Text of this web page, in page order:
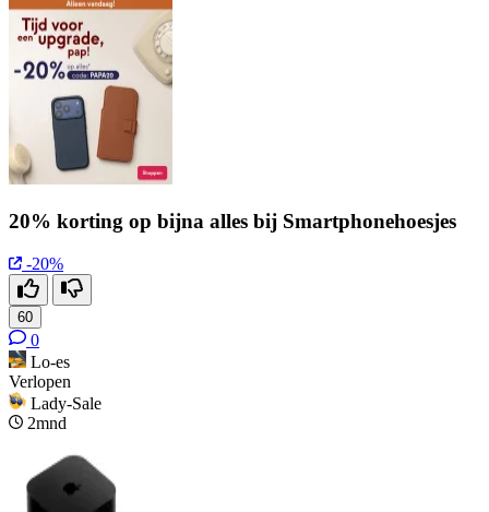
20% korting op bijna alles bij Smartphonehoesjes
-20%
60
0
Lo-es
Verlopen
Lady-Sale
2mnd